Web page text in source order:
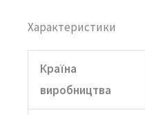
Характеристики
Країна
виробництва